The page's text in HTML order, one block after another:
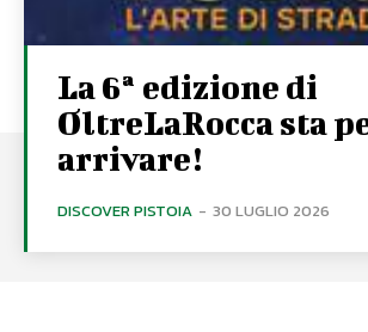
La 6ª edizione di
OltreLaRocca sta
arrivare!
DISCOVER PISTOIA - 30 LUGLIO 2026